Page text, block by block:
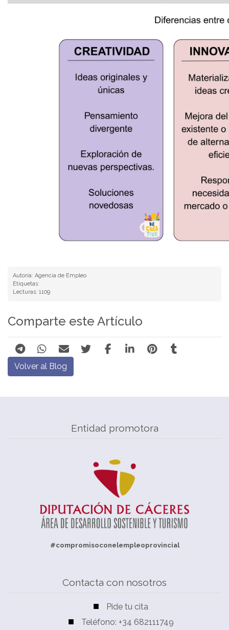
Autoría: Agencia de Empleo
Etiquetas:
Lecturas: 1109
Comparte este Artículo
Volver al Blog
Entidad promotora
#compromisoconelempleoprovincial
Contacta con nosotros
Pide tu cita
Teléfono: +34 682111749